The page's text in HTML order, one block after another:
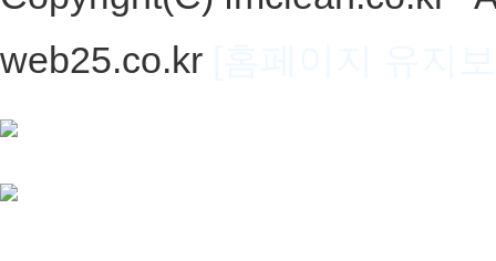
web25.co.kr